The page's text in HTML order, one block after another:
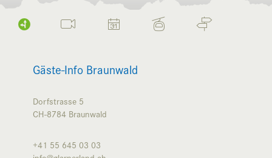
Gäste-Info Braunwald
Dorfstrasse 5
CH-8784 Braunwald
+41 55 645 03 03